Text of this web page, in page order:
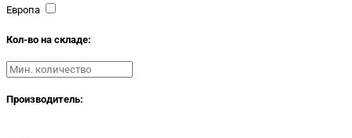
Европа
Кол-во на складе:
Производитель: